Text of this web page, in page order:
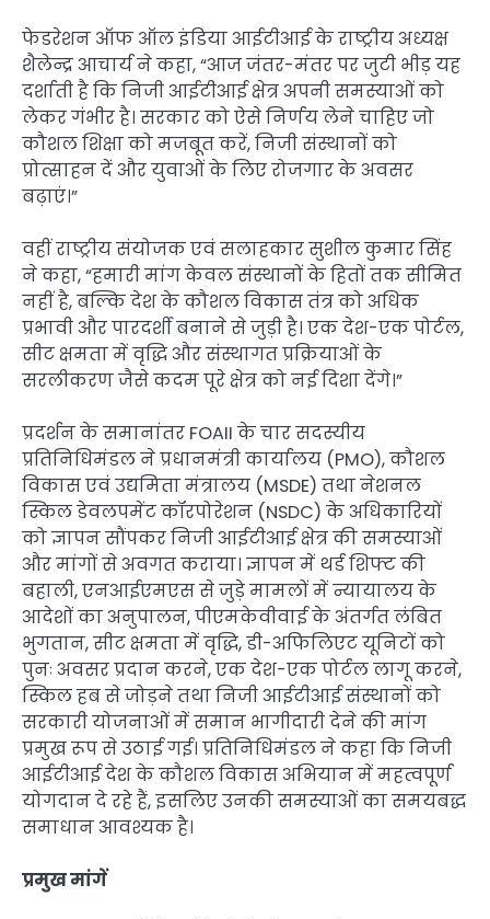
फेडरेशन ऑफ ऑल इंडिया आईटीआई के राष्ट्रीय अध्यक्ष
शैलेन्द्र आचार्य ने कहा, “आज जंतर-मंतर पर जुटी भीड़ यह
दर्शाती है कि निजी आईटीआई क्षेत्र अपनी समस्याओं को
लेकर गंभीर है। सरकार को ऐसे निर्णय लेने चाहिए जो
कौशल शिक्षा को मजबूत करें, निजी संस्थानों को
प्रोत्साहन दें और युवाओं के लिए रोजगार के अवसर
बढ़ाएं।”
वहीं राष्ट्रीय संयोजक एवं सलाहकार सुशील कुमार सिंह
ने कहा, “हमारी मांग केवल संस्थानों के हितों तक सीमित
नहीं है, बल्कि देश के कौशल विकास तंत्र को अधिक
प्रभावी और पारदर्शी बनाने से जुड़ी है। एक देश-एक पोर्टल,
सीट क्षमता में वृद्धि और संस्थागत प्रक्रियाओं के
सरलीकरण जैसे कदम पूरे क्षेत्र को नई दिशा देंगे।”
प्रदर्शन के समानांतर FOAII के चार सदस्यीय
प्रतिनिधिमंडल ने प्रधानमंत्री कार्यालय (PMO), कौशल
विकास एवं उद्यमिता मंत्रालय (MSDE) तथा नेशनल
स्किल डेवलपमेंट कॉरपोरेशन (NSDC) के अधिकारियों
को ज्ञापन सौंपकर निजी आईटीआई क्षेत्र की समस्याओं
और मांगों से अवगत कराया। ज्ञापन में थर्ड शिफ्ट की
बहाली, एनआईएमएस से जुड़े मामलों में न्यायालय के
आदेशों का अनुपालन, पीएमकेवीवाई के अंतर्गत लंबित
भुगतान, सीट क्षमता में वृद्धि, डी-अफिलिएट यूनिटों को
पुनः अवसर प्रदान करने, एक देश-एक पोर्टल लागू करने,
स्किल हब से जोड़ने तथा निजी आईटीआई संस्थानों को
सरकारी योजनाओं में समान भागीदारी देने की मांग
प्रमुख रूप से उठाई गई। प्रतिनिधिमंडल ने कहा कि निजी
आईटीआई देश के कौशल विकास अभियान में महत्वपूर्ण
योगदान दे रहे हैं, इसलिए उनकी समस्याओं का समयबद्ध
समाधान आवश्यक है।
प्रमुख मांगें